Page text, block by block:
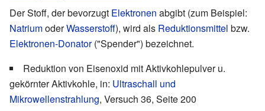
Der Stoff, der bevorzugt Elektronen abgibt (zum Beispiel:
NatriumoderWasserstoff), wird als Reduktionsmittel bzw.
Elektronen-Donator("Spender") bezeichnet.
Reduktion von Eisenoxid mit Aktivkohlepulver u.
gekörnter Aktivkohle, in: Ultraschall und
Mikrowellenstrahlung, Versuch 36, Seite 200